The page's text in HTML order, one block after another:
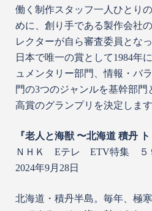
働く制作スタッフ一人ひとり
めに、創り手である製作会社
レクターが自ら審査委員とな
日本で唯一の賞として1984年
ュメンタリー部門、情報・バ
門の3つのジャンルを基幹部
高賞のグランプリを決定します
『老人と海獣 〜北海道 積丹 ト
ＮＨＫ Eテレ ETV特集 ５
2024年9月28日
北海道・積丹半島。毎年、極